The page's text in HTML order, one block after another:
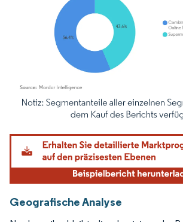
Bild © Mordor Intelligence. Wiederverwendung
Geografische Analyse